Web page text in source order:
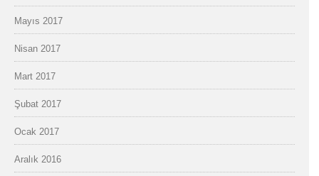
Mayıs 2017
Nisan 2017
Mart 2017
Şubat 2017
Ocak 2017
Aralık 2016